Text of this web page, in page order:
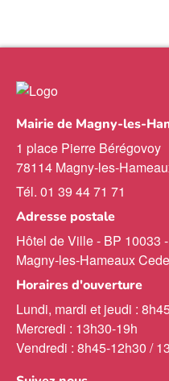
Mairie de Magny-les-
1 place Pierre Bérégovoy
78114 Magny-les-
Tél. 01 39 44 71 71
Adresse postale
Hôtel de Ville - BP 10033
Magny-les-Hameaux
Horaires d'ouverture
Lundi, mardi et jeudi :
Mercredi : 13h30-19h
Vendredi : 8h45-12h30 /